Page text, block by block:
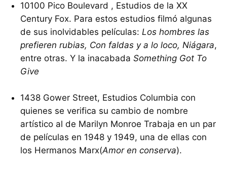
10100 Pico Boulevard , Estudios de la XX
Century Fox. Para estos estudios filmó algunas
de sus inolvidables películas: Los hombres las
prefieren rubias, Con faldas y a lo loco, Niágara,
entre otras. Y la inacabada Something Got To
Give
1438 Gower Street, Estudios Columbia con
quienes se verifica su cambio de nombre
artístico al de Marilyn Monroe Trabaja en un par
de películas en 1948 y 1949, una de ellas con
los Hermanos Marx(Amor en conserva).